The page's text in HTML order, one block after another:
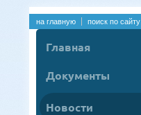
на главную поиск по сайту
Главная
Документы
Новости